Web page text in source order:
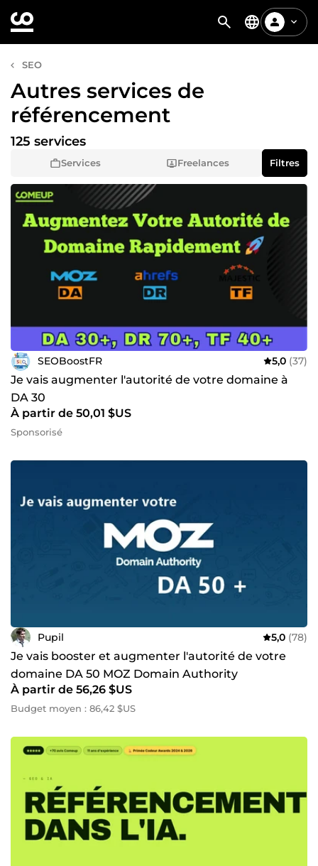
SEO
Autres services de
référencement
Services Freelances
125 services
Filtres
SEOBoostFR 5,0 (37)
Je vais augmenter l'autorité de votre domaine à
DA 30
À partir de 50,01 $US
Sponsorisé
Pupil 5,0 (78)
Je vais booster et augmenter l'autorité de votre
domaine DA 50 MOZ Domain Authority
À partir de 56,26 $US
Budget moyen : 86,42 $US